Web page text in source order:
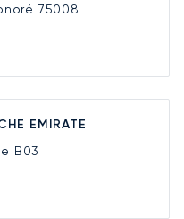
75008
EMIRATE
B03